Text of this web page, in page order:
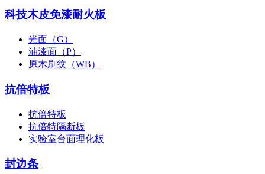
科技木皮免漆耐火板
光面（G）
油漆面（P）
原木刷纹（WB）
抗倍特板
抗倍特板
抗倍特隔断板
实验室台面理化板
封边条